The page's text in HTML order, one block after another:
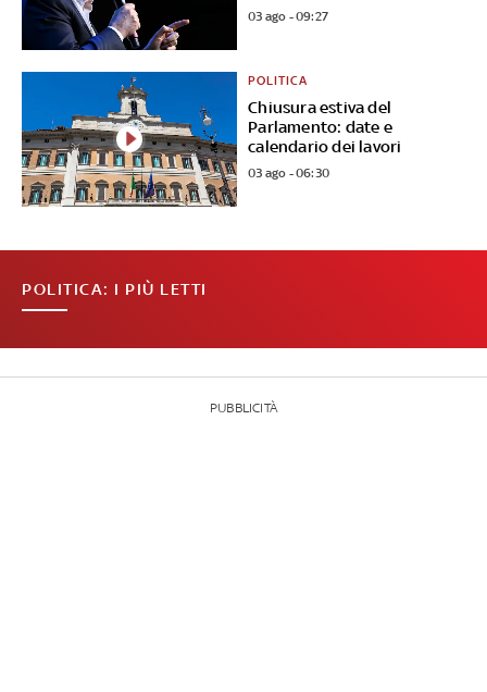
03 ago - 09:27
Chiusura estiva del
Parlamento: date e
calendario dei lavori
POLITICA
03 ago - 06:30
POLITICA: I PIÙ LETTI
PUBBLICITÀ